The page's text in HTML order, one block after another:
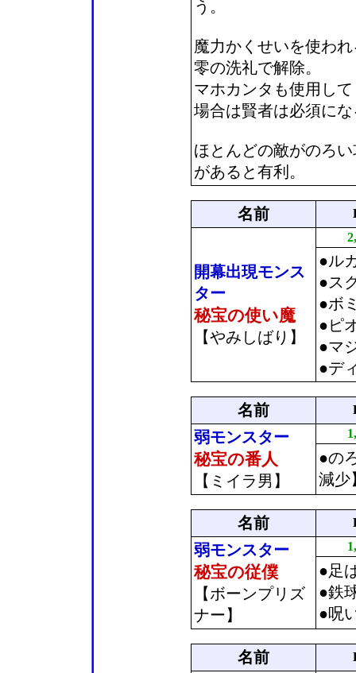
う。
魔力かくせいを使わ
零の洗礼で解除。
マホカンタも使用し
場合は賢者は必須に
ほとんどの敵がのろ
があると有利。
名前
開幕出現モンス
ター
秘宝の使い魔
【やみしばり】
●ル
●ス
●ボ
●ピ
●マ
●デ
名前
弱モンスター
秘宝の番人
【ミイラ男】
●の
減少
名前
弱モンスター
秘宝の従僕
【ボーンプリズ
ナー】
●足
●鉄
●呪
名前